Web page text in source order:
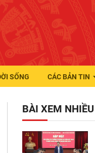
SỐNG CÁC BẢN TIN
BÀI XEM NHIỀU